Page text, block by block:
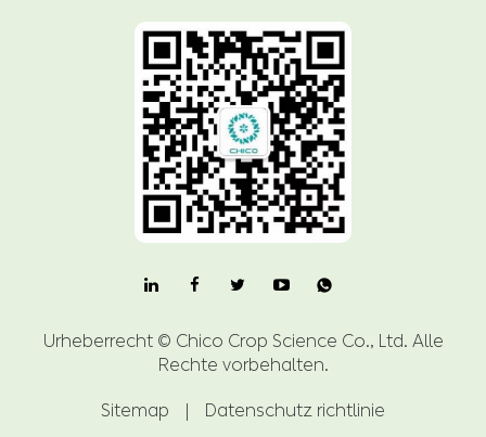

Urheberrecht © Chico Crop Science Co., Ltd. Alle
Rechte vorbehalten.
Sitemap | Datenschutz richtlinie